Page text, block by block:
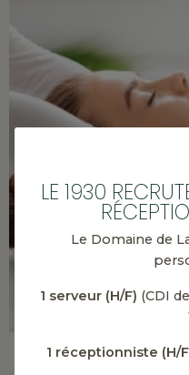
LE 1930
Le Domaine de
1 serveur (H/F) (CDI
1 réceptionniste (H/